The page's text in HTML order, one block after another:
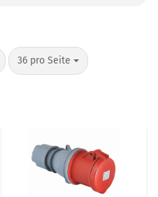
36 pro Seite
pro Seite